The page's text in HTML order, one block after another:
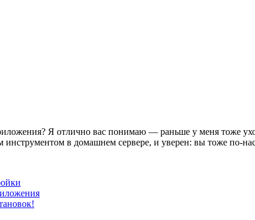
Я отлично вас понимаю — раньше у меня тоже
в домашнем сервере, и уверен: вы тоже по-